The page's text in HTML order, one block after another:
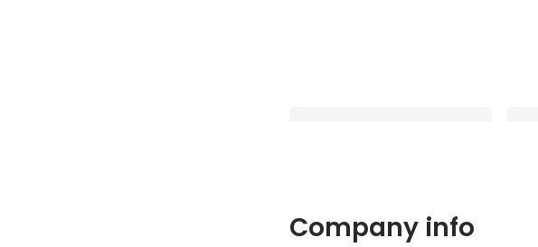
コロナ禍でも安心、屋外空間のこれ
からを考える「抗菌・抗ウイルスベ
Company info